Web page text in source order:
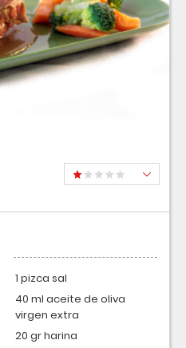
1 pizca sal
40 ml aceite de oliva
virgen extra
20 gr harina